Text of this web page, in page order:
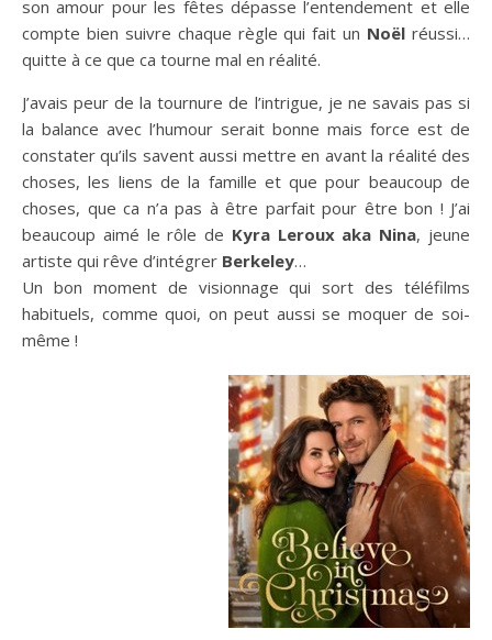
son amour pour les fêtes dépasse l’entendement et elle
compte bien suivre chaque règle qui fait un Noël réussi…
quitte à ce que ca tourne mal en réalité.
J’avais peur de la tournure de l’intrigue, je ne savais pas si
la balance avec l’humour serait bonne mais force est de
constater qu’ils savent aussi mettre en avant la réalité des
choses, les liens de la famille et que pour beaucoup de
choses, que ca n’a pas à être parfait pour être bon ! J’ai
beaucoup aimé le rôle de Kyra Leroux aka Nina, jeune
artiste qui rêve d’intégrer Berkeley…
Un bon moment de visionnage qui sort des téléfilms
habituels, comme quoi, on peut aussi se moquer de soi-
même !